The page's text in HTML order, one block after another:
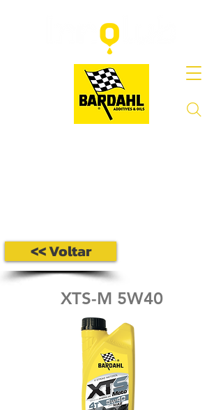
<< Voltar
XTS-M 5W40